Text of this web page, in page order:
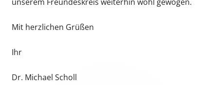
Mit herzlichen Grüßen
Ihr
Dr. Michael Scholl